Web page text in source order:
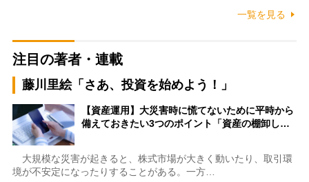
一覧を見る
注目の著者・連載
藤川里絵「さあ、投資を始めよう！」
【資産運用】大災害時に慌てないために平時から
備えておきたい3つのポイント「資産の棚卸し…
大規模な災害が起きると、株式市場が大きく動いたり、取引環
境が不安定になったりすることがある。一方…